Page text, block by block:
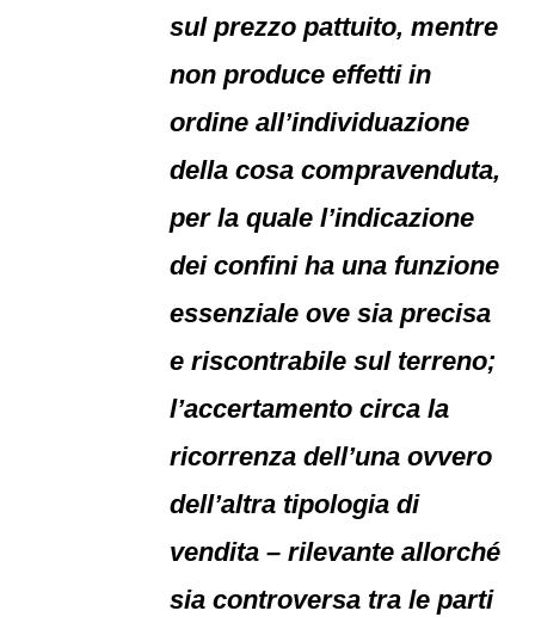
sul prezzo pattuito, mentre
non produce effetti in
ordine all’individuazione
della cosa compravenduta,
per la quale l’indicazione
dei confini ha una funzione
essenziale ove sia precisa
e riscontrabile sul terreno;
l’accertamento circa la
ricorrenza dell’una ovvero
dell’altra tipologia di
vendita – rilevante allorché
sia controversa tra le parti